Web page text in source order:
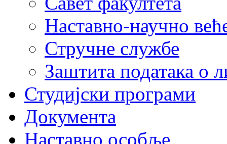
Наставно-научно
Стручне службе
Заштита података о
Студијски програми
Документа
Наставно особље